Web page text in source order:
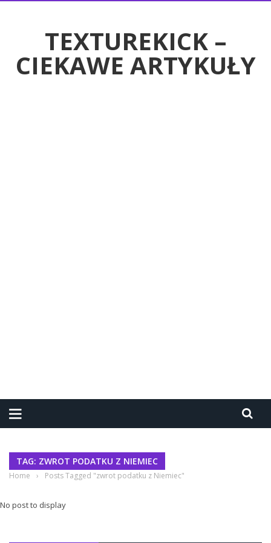
TEXTUREKICK –
CIEKAWE ARTYKUŁY
TAG: ZWROT PODATKU Z NIEMIEC
Home › Posts Tagged "zwrot podatku z Niemiec"
No post to display